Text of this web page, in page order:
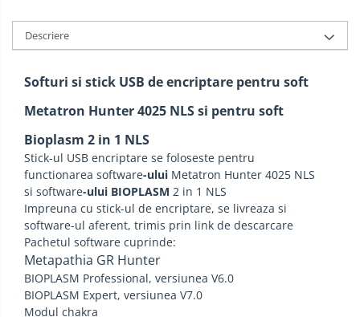
Descriere
Softuri si stick USB de encriptare pentru soft
Metatron Hunter 4025 NLS si pentru soft
Bioplasm 2 in 1 NLS
Stick-ul USB encriptare se foloseste pentru
functionarea software-ului Metatron Hunter 4025 NLS
si software-ului BIOPLASM 2 in 1 NLS
Impreuna cu stick-ul de encriptare, se livreaza si
software-ul aferent, trimis prin link de descarcare
Pachetul software cuprinde:
Metapathia GR Hunter
BIOPLASM Professional, versiunea V6.0
BIOPLASM Expert, versiunea V7.0
Modul chakra